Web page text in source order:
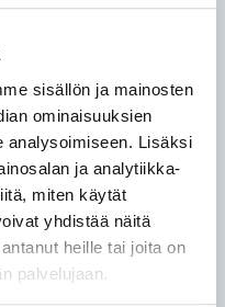
sisällön ja mainosten
ominaisuuksien
analysoimiseen. Lisäksi
ja analytiikka-
miten käytät
yhdistää näitä
heille tai joita on
palvelujaan.
on
ja
vuoksi hoitoon tai
oireita, mutta
liikkua kodin
mutta